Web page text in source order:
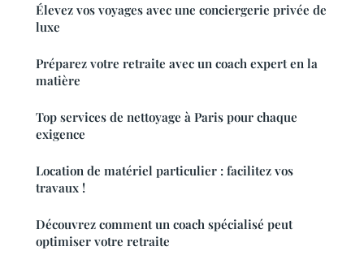
Élevez vos voyages avec une conciergerie privée de
luxe
Préparez votre retraite avec un coach expert en la
matière
Top services de nettoyage à Paris pour chaque
exigence
Location de matériel particulier : facilitez vos
travaux !
Découvrez comment un coach spécialisé peut
optimiser votre retraite